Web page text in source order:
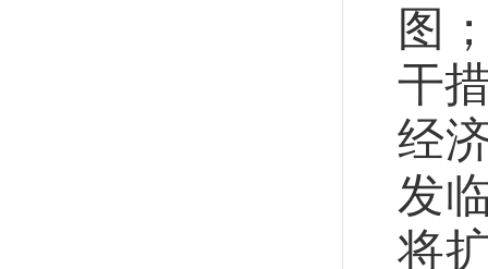
图
干
经
发
将